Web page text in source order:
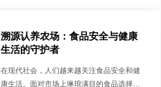
溯源认养农场：食品安全与健康
生活的守护者
在现代社会，人们越来越关注食品安全和健
康生活。面对市场上琳琅满目的食品选择，